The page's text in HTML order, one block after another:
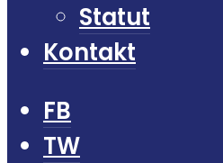
Statut
Kontakt
FB
TW